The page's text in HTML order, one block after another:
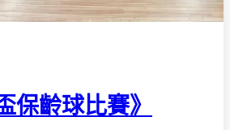
保齡球比賽》